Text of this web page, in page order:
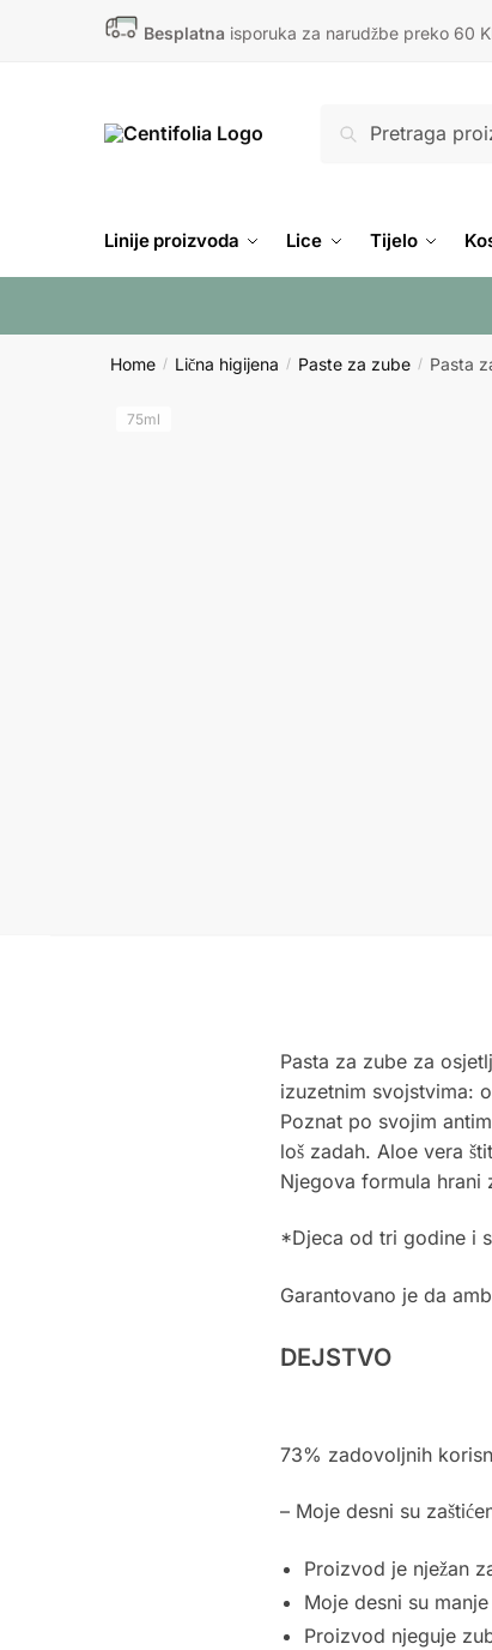
Besplatna isporuka za narudžbe preko 60
Search
Linije proizvoda Lice Tijelo
Home / Lična higijena / Paste za zube / Pasta
75ml
Pasta za zube za
izuzetnim svojstvima:
Poznat po svojim
loš zadah. Aloe vera
Njegova formula hrani
*Djeca od tri godine i
Garantovano je da
DEJSTVO
73% zadovoljnih
– Moje desni su
Proizvod je nježan
Moje desni su
Proizvod njeguje